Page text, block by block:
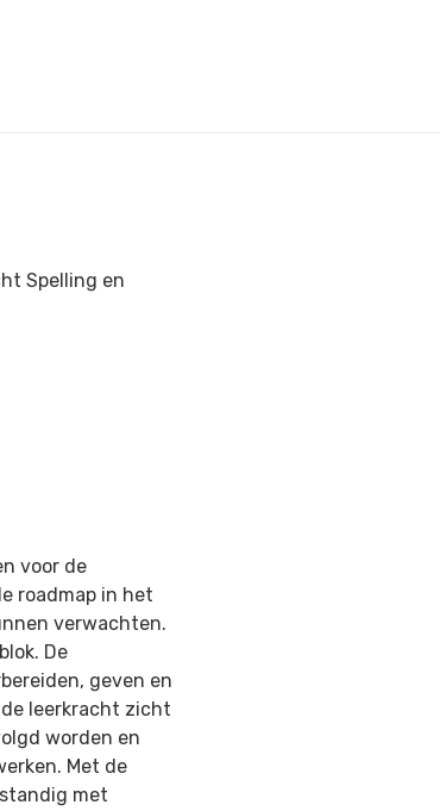
Spelling en
voor de
roadmap in het
verwachten.
De
geven en
leerkracht zicht
worden en
Met de
met